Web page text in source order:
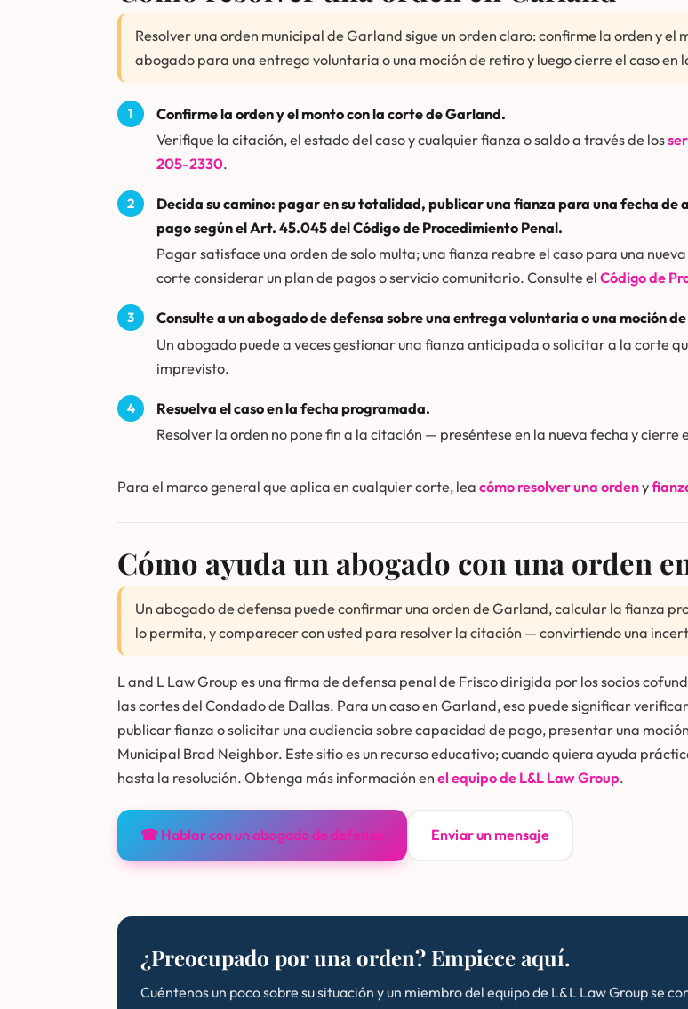
Resolver una orden municipal de Garland sigue un orden claro: confirme la orden y el
abogado para una entrega voluntaria o una moción de retiro y luego cierre el caso
Confirme la orden y el monto con la corte de Garland.
Verifique la citación, el estado del caso y cualquier fianza o saldo a través de los
205-2330.
Decida su camino: pagar en su totalidad, publicar una fianza para una fecha
pago según el Art. 45.045 del Código de Procedimiento Penal.
Pagar satisface una orden de solo multa; una fianza reabre el caso para una
corte considerar un plan de pagos o servicio comunitario. Consulte el Código de
Consulte a un abogado de defensa sobre una entrega voluntaria o una moción
Un abogado puede a veces gestionar una fianza anticipada o solicitar a la corte
imprevisto.
Resuelva el caso en la fecha programada.
Resolver la orden no pone fin a la citación — preséntese en la nueva fecha y cierre
Para el marco general que aplica en cualquier corte, lea cómo resolver una ordeny
Cómo ayuda un abogado con una orden
Un abogado de defensa puede confirmar una orden de Garland, calcular la fianza
lo permita, y comparecer con usted para resolver la citación — convirtiendo una
L and L Law Group es una firma de defensa penal de Frisco dirigida por los socios
las cortes del Condado de Dallas. Para un caso en Garland, eso puede significar
publicar fianza o solicitar una audiencia sobre capacidad de pago, presentar una
Municipal Brad Neighbor. Este sitio es un recurso educativo; cuando quiera ayuda
hasta la resolución. Obtenga más información en el equipo de L&L Law Group.
☎ Hablar con un abogado de defensa Enviar un mensaje
¿Preocupado por una orden? Empiece aquí.
Cuéntenos un poco sobre su situación y un miembro del equipo de L&L Law Group se